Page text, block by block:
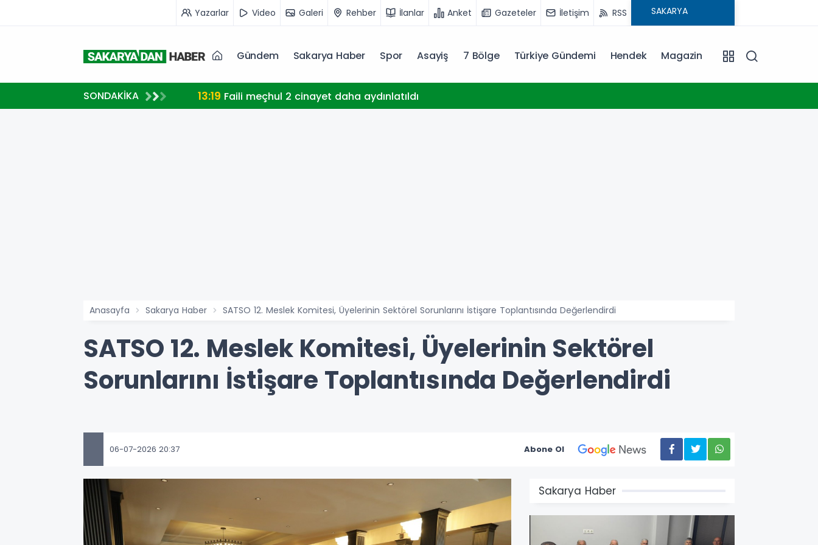
Yazarlar Video Galeri Rehber İlanlar Anket Gazeteler İletişim RSS
Gündem Sakarya Haber Spor Asayiş 7 Bölge Türkiye Gündemi Hendek Magazin
SONDAKİKA 13:19 Faili meçhul 2 cinayet daha aydınlatıldı
Anasayfa Sakarya Haber SATSO 12. Meslek Komitesi, Üyelerinin Sektörel Sorunlarını İstişare Toplantısında Değerlendirdi
SATSO 12. Meslek Komitesi, Üyelerinin Sektörel
Sorunlarını İstişare Toplantısında Değerlendirdi
06-07-2026 20:37 Abone Ol
Sakarya Haber